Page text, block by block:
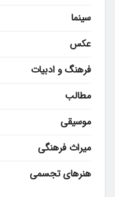
سینما
عکس
فرهنگ و ادبیات
مطالب
موسیقی
میراث فرهنگی
هنرهای تجسمی